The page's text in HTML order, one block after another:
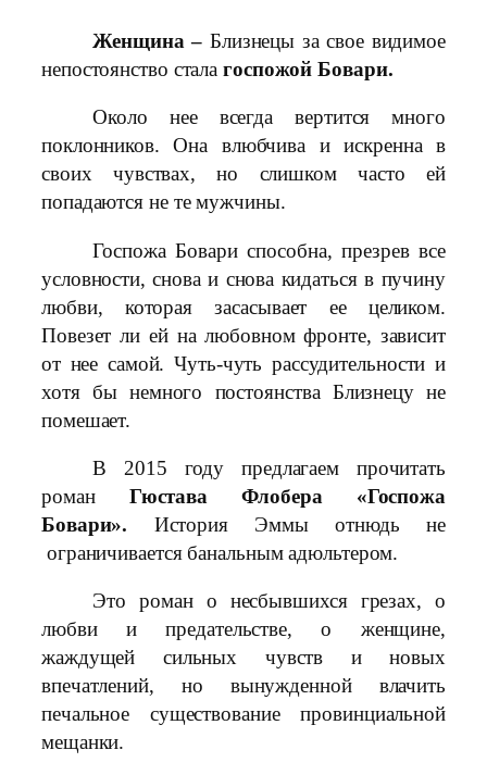
Женщина – Близнецы за свое видимое
непостоянство стала госпожой Бовари.
Около нее всегда вертится много
поклонников. Она влюбчива и искренна в
своих чувствах, но слишком часто ей
попадаются не те мужчины.
Госпожа Бовари способна, презрев все
условности, снова и снова кидаться в пучину
любви, которая засасывает ее целиком.
Повезет ли ей на любовном фронте, зависит
от нее самой. Чуть-чуть рассудительности и
хотя бы немного постоянства Близнецу не
помешает.
В 2015 году предлагаем прочитать
роман Гюстава Флобера
«Госпожа
Бовари». История Эммы отнюдь не
ограничивается банальным адюльтером.
Это роман о несбывшихся грезах, о
любви и предательстве, о женщине,
жаждущей сильных чувств и новых
впечатлений, но вынужденной влачить
печальное существование провинциальной
мещанки.